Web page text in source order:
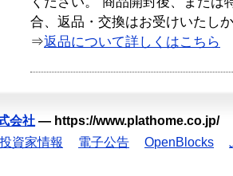
合、返品・交換はお受けいたし
⇒返品について詳しくはこちら
会社 — https://www.plathome.co.jp/
資家情報 電子公告 OpenBlocks